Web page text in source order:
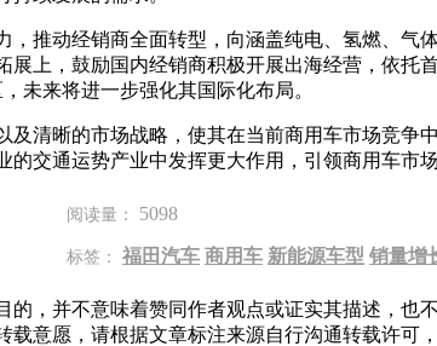
推动经销商全面转型，向涵盖纯电、氢燃、
上，鼓励国内经销商积极开展出海经营，依
未来将进一步强化其国际化布局。
清晰的市场战略，使其在当前商用车市场竞
交通运势产业中发挥更大作用，引领商用车市
阅读量： 5098
标签： 福田汽车 商用车 新能源车型 销量增
的，并不意味着赞同作者观点或证实其描述，
意愿，请根据文章标注来源自行沟通转载许可